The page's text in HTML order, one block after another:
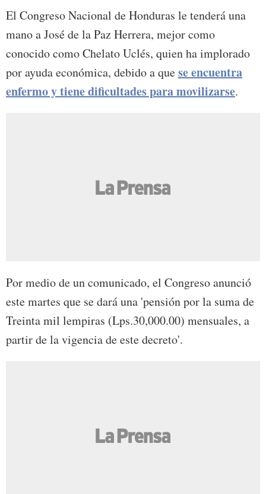
El Congreso Nacional de Honduras le tenderá una
mano a José de la Paz Herrera, mejor como
conocido como Chelato Uclés, quien ha implorado
por ayuda económica, debido a quese encuentra
enfermo y tiene dificultades para movilizarse.
Por medio de un comunicado, el Congreso anunció
este martes que se dará una 'pensión por la suma de
Treinta mil lempiras (Lps.30,000.00) mensuales, a
partir de la vigencia de este decreto'.